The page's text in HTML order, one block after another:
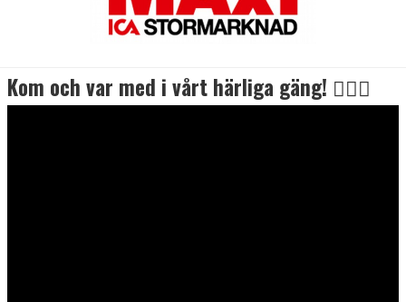
HALLAR
Kom och var med i vårt härliga gäng! 🤸🏻‍♂️